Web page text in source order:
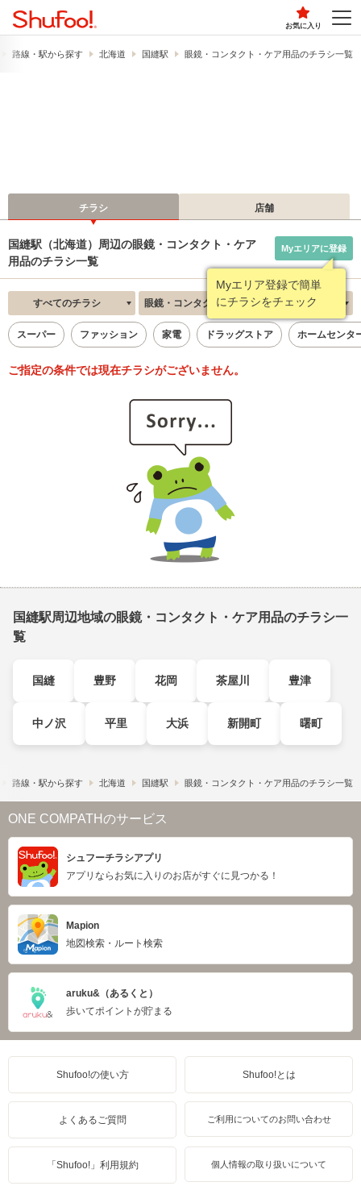
お気に入り
路線・駅から探す 北海道 国縫駅 眼鏡・コンタクト・ケア用品のチラシ一覧
チラシ 店舗
国縫駅（北海道）周辺の眼鏡・コンタクト・ケア
用品のチラシ一覧
Myエリア登録で簡単
にチラシをチェック
Myエリアに登録
すべてのチラシ 眼鏡・コンタクト・ケア用品 新着順
スーパー ファッション 家電 ドラッグストア ホームセンタ
ご指定の条件では現在チラシがございません。
国縫駅周辺地域の眼鏡・コンタクト・ケア用品のチラシ一
覧
国縫 豊野 花岡 茶屋川 豊津
中ノ沢 平里 大浜 新開町 曙町
路線・駅から探す 北海道 国縫駅 眼鏡・コンタクト・ケア用品のチラシ一覧
ONE COMPATHのサービス
シュフーチラシアプリ
アプリならお気に入りのお店がすぐに見つかる！
Mapion
地図検索・ルート検索
aruku&（あるくと）
歩いてポイントが貯まる
Shufoo!の使い方 Shufoo!とは
よくあるご質問 ご利用についてのお問い合わせ
「Shufoo!」利用規約 個人情報の取り扱いについて